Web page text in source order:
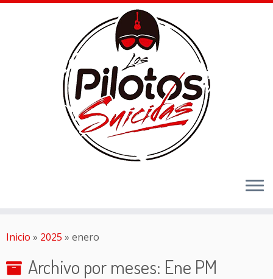
Inicio » 2025 » enero
Archivo por meses: Ene PM